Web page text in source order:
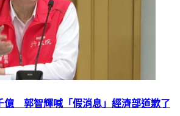
億 郭智輝喊「假消息」經濟部道歉了